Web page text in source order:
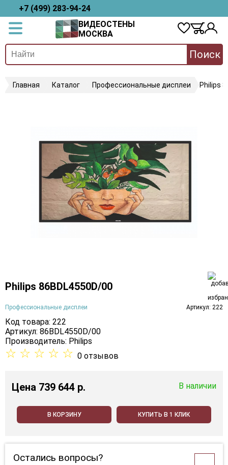
+7 (499) 283-94-24
ВИДЕОСТЕНЫ
МОСКВА
Поиск
Главная Каталог Профессиональные дисплеи Philips
Philips 86BDL4550D/00
Профессиональные дисплеи Артикул: 222
Код товара: 222
Артикул: 86BDL4550D/00
Производитель: Philips
☆ ☆ ☆ ☆ ☆ 0 отзывов
Цена 739 644 p. В наличии
В КОРЗИНУ КУПИТЬ В 1 КЛИК
Остались вопросы?